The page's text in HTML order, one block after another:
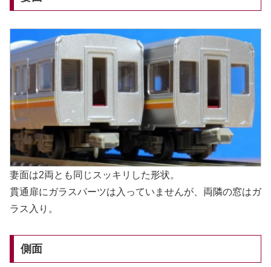
妻面は2両とも同じスッキリした形状。
貫通扉にガラスパーツは入っていませんが、両隣の窓はガ
ラス入り。
側面